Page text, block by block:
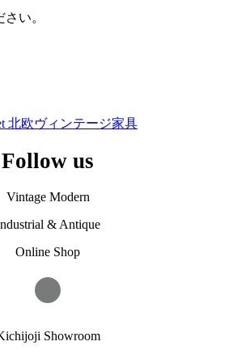
い。
Follow us
Vintage Modern
& Antique
Online Shop
Showroom